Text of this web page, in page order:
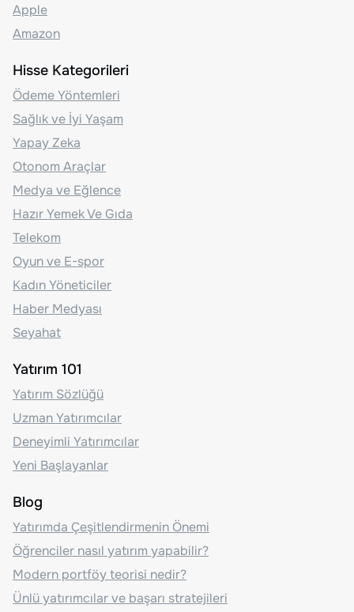
Apple
Amazon
Hisse Kategorileri
Ödeme Yöntemleri
Sağlık ve İyi Yaşam
Yapay Zeka
Otonom Araçlar
Medya ve Eğlence
Hazır Yemek Ve Gıda
Telekom
Oyun ve E-spor
Kadın Yöneticiler
Haber Medyası
Seyahat
Yatırım 101
Yatırım Sözlüğü
Uzman Yatırımcılar
Deneyimli Yatırımcılar
Yeni Başlayanlar
Blog
Yatırımda Çeşitlendirmenin Önemi
Öğrenciler nasıl yatırım yapabilir?
Modern portföy teorisi nedir?
Ünlü yatırımcılar ve başarı stratejileri